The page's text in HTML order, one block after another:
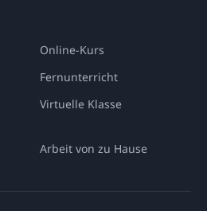
Online-Kurs
Fernunterricht
Virtuelle Klasse
Arbeit von zu Hause